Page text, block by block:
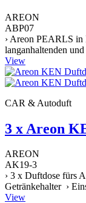
AREON
ABP07
› Areon PEARLS in
langanhaltenden
View
CAR & Autoduft
3 x Areon
AREON
AK19-3
› 3 x Duftdose fürs
Getränkehalter ›
View